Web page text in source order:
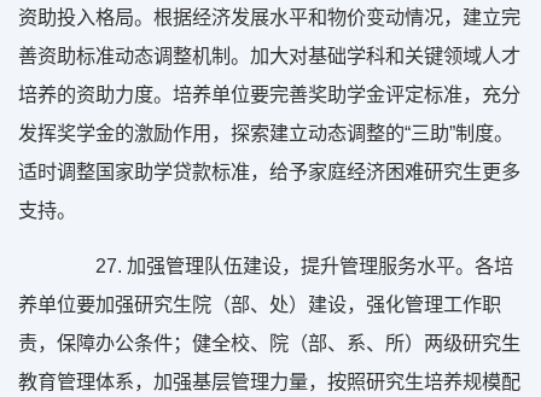
资助投入格局。根据经济发展水平和物价变动情况，建立完
善资助标准动态调整机制。加大对基础学科和关键领域人才
培养的资助力度。培养单位要完善奖助学金评定标准，充分
发挥奖学金的激励作用，探索建立动态调整的“三助”制度。
适时调整国家助学贷款标准，给予家庭经济困难研究生更多
支持。
27.加强管理队伍建设，提升管理服务水平。各培
养单位要加强研究生院（部、处）建设，强化管理工作职
责，保障办公条件；健全校、院（部、系、所）两级研究生
教育管理体系，加强基层管理力量，按照研究生培养规模配